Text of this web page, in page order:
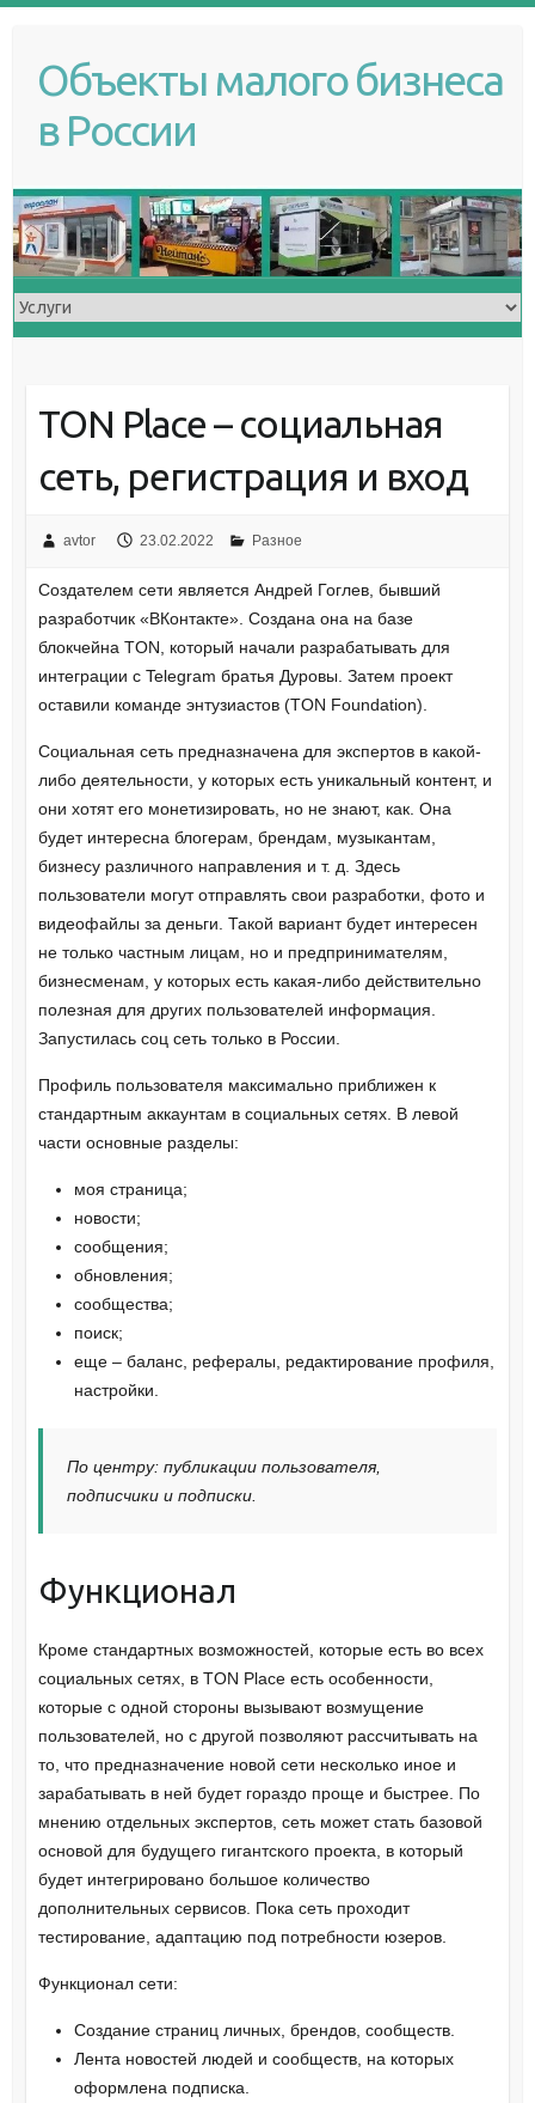
Объекты малого бизнеса
в России
TON Place – социальная
сеть, регистрация и вход
avtor 23.02.2022 Разное
Создателем сети является Андрей Гоглев, бывший
разработчик «ВКонтакте». Создана она на базе
блокчейна TON, который начали разрабатывать для
интеграции с Telegram братья Дуровы. Затем проект
оставили команде энтузиастов (TON Foundation).
Социальная сеть предназначена для экспертов в какой-
либо деятельности, у которых есть уникальный контент, и
они хотят его монетизировать, но не знают, как. Она
будет интересна блогерам, брендам, музыкантам,
бизнесу различного направления и т. д. Здесь
пользователи могут отправлять свои разработки, фото и
видеофайлы за деньги. Такой вариант будет интересен
не только частным лицам, но и предпринимателям,
бизнесменам, у которых есть какая-либо действительно
полезная для других пользователей информация.
Запустилась соц сеть только в России.
Профиль пользователя максимально приближен к
стандартным аккаунтам в социальных сетях. В левой
части основные разделы:
моя страница;
новости;
сообщения;
обновления;
сообщества;
поиск;
еще – баланс, рефералы, редактирование профиля,
настройки.
По центру: публикации пользователя,
подписчики и подписки.
Функционал
Кроме стандартных возможностей, которые есть во всех
социальных сетях, в TON Place есть особенности,
которые с одной стороны вызывают возмущение
пользователей, но с другой позволяют рассчитывать на
то, что предназначение новой сети несколько иное и
зарабатывать в ней будет гораздо проще и быстрее. По
мнению отдельных экспертов, сеть может стать базовой
основой для будущего гигантского проекта, в который
будет интегрировано большое количество
дополнительных сервисов. Пока сеть проходит
тестирование, адаптацию под потребности юзеров.
Функционал сети:
Создание страниц личных, брендов, сообществ.
Лента новостей людей и сообществ, на которых
оформлена подписка.